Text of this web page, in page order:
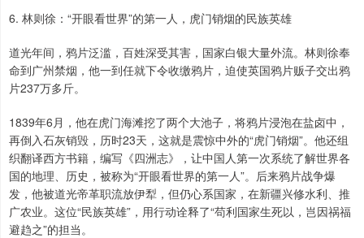
6. 林则徐：“开眼看世界”的第一人，虎门销烟的民族英雄
道光年间，鸦片泛滥，百姓深受其害，国家白银大量外流。林则徐奉
命到广州禁烟，他一到任就下令收缴鸦片，迫使英国鸦片贩子交出鸦
片237万多斤。
1839年6月，他在虎门海滩挖了两个大池子，将鸦片浸泡在盐卤中，
再倒入石灰销毁，历时23天，这就是震惊中外的“虎门销烟”。他还组
织翻译西方书籍，编写《四洲志》，让中国人第一次系统了解世界各
国的地理、历史，被称为“开眼看世界的第一人”。后来鸦片战争爆
发，他被道光帝革职流放伊犁，但仍心系国家，在新疆兴修水利、推
广农业。这位“民族英雄”，用行动诠释了“苟利国家生死以，岂因祸福
避趋之”的担当。